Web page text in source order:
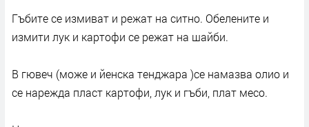
Гъбите се измиват и режат на ситно. Обелените и
измити лук и картофи се режат на шайби.
В гювеч (може и йенска тенджара )се намазва олио и
се нарежда пласт картофи, лук и гъби, плат месо.